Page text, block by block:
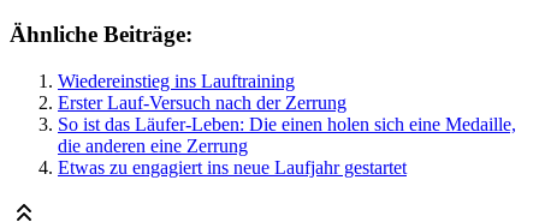
Ähnliche Beiträge:
Wiedereinstieg ins Lauftraining
Erster Lauf-Versuch nach der Zerrung
So ist das Läufer-Leben: Die einen holen sich eine Medaille,
die anderen eine Zerrung
Etwas zu engagiert ins neue Laufjahr gestartet